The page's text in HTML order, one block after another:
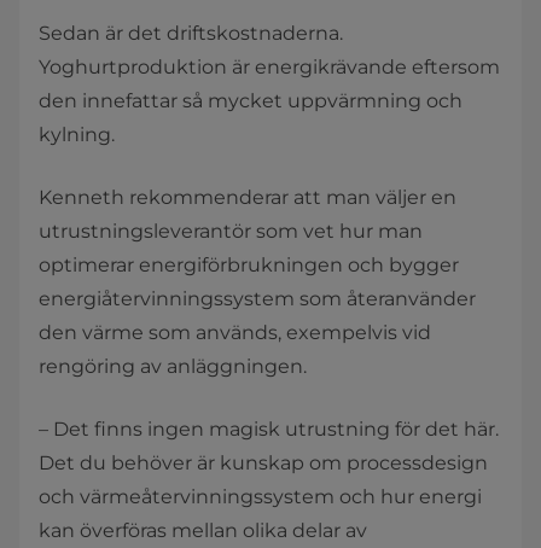
Sedan är det driftskostnaderna.
Yoghurtproduktion är energikrävande eftersom
den innefattar så mycket uppvärmning och
kylning.
Kenneth rekommenderar att man väljer en
utrustningsleverantör som vet hur man
optimerar energiförbrukningen och bygger
energiåtervinningssystem som återanvänder
den värme som används, exempelvis vid
rengöring av anläggningen.
– Det finns ingen magisk utrustning för det här.
Det du behöver är kunskap om processdesign
och värmeåtervinningssystem och hur energi
kan överföras mellan olika delar av